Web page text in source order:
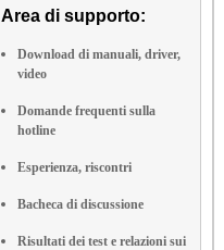
Area di supporto:
Download di manuali, driver,
video
Domande frequenti sulla
hotline
Esperienza, riscontri
Bacheca di discussione
Risultati dei test e relazioni sui